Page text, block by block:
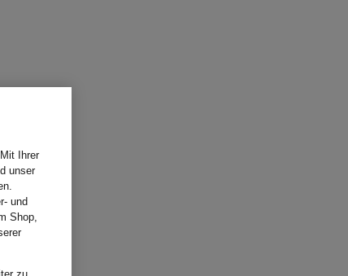
Ihrer
unser
und
Shop,